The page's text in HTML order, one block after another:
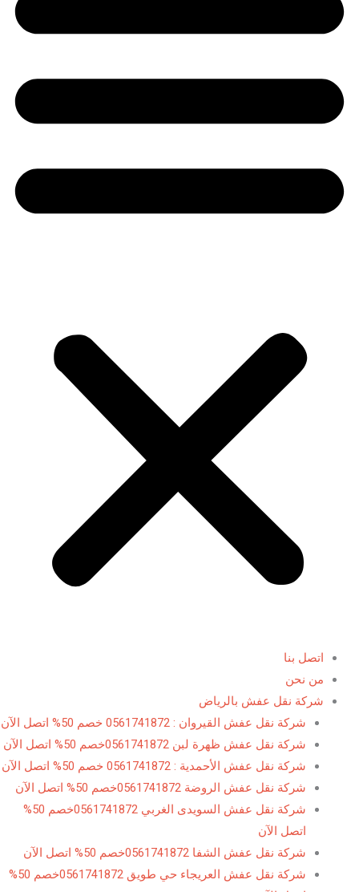
اتصل بنا
من نحن
شركة نقل عفش بالرياض
شركة نقل عفش القيروان : 0561741872 خصم 50% اتصل الآن
شركة نقل عفش ظهرة لبن 0561741872خصم 50% اتصل الآن
شركة نقل عفش الأحمدية : 0561741872 خصم 50% اتصل الآن
شركة نقل عفش الروضة 0561741872خصم 50% اتصل الآن
شركة نقل عفش السويدى الغربي 0561741872خصم 50%
اتصل الآن
شركة نقل عفش الشفا 0561741872خصم 50% اتصل الآن
شركة نقل عفش العريجاء حي طويق 0561741872خصم 50%